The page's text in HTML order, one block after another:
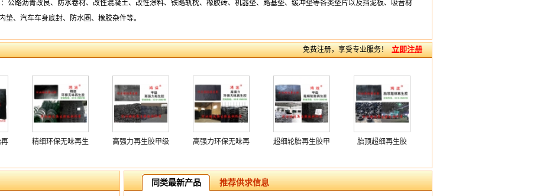
公路沥青改良、防水卷材、改性混凝土、改性涂料、铁路轨枕、橡胶砖、机器垫、路基垫、缓冲垫等各类垫片以及挡泥板、吸音材
、汽车车身底封、防水圈、橡胶杂件等。
免费注册，享受专业服务！ 立即注册
精细环保无味再生
高强力再生胶甲级
高强力环保无味再
超细轮胎再生胶甲
胎顶超细再生胶
同类最新产品 推荐供求信息